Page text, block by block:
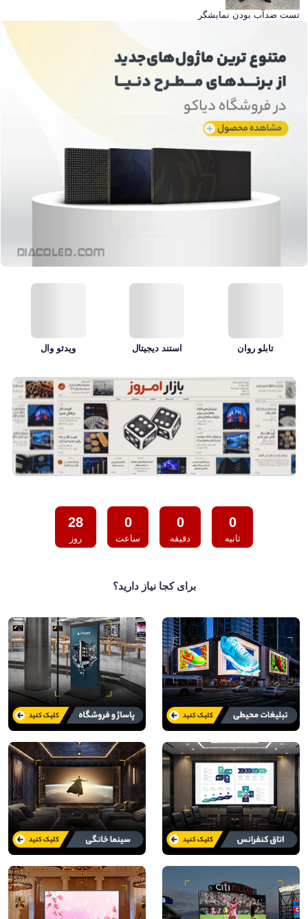
تست ضدآب بودن نمایشگر
تابلو روان استند دیجیتال ویدئو وال
28
روز
0
ساعت
0
دقیقه
0
ثانیه
برای کجا نیاز دارید؟